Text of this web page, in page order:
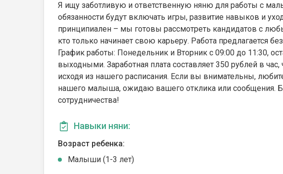
Я ищу заботливую и ответственную няню для работы с
обязанности будут включать игры, развитие навыков и
принципиален – мы готовы рассмотреть кандидатов с
кто только начинает свою карьеру. Работа предлагается
График работы: Понедельник и Вторник с 09:00 до 11:30,
выходными. Заработная плата составляет 350 рублей в
исходя из нашего расписания. Если вы внимательны,
нашего малыша, ожидаю вашего отклика или сообщения.
сотрудничества!
Навыки няни:
Возраст ребенка:
Малыши (1-3 лет)